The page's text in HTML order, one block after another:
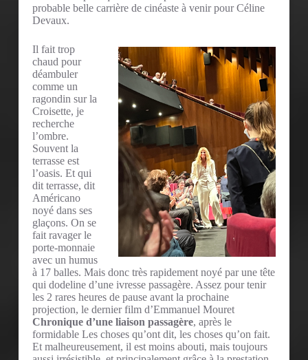
probable belle carrière de cinéaste à venir pour Céline
Devaux.
Il fait trop
chaud pour
déambuler
comme un
ragondin sur la
Croisette, je
recherche
l’ombre.
Souvent la
terrasse est
l’oasis. Et qui
dit terrasse, dit
Américano
noyé dans ses
glaçons. On se
fait ravager le
porte-monnaie
avec un humus
à 17 balles. Mais donc très rapidement noyé par une tête
qui dodeline d’une ivresse passagère. Assez pour tenir
les 2 rares heures de pause avant la prochaine
projection, le dernier film d’Emmanuel Mouret
Chronique d’une liaison passagère, après le
formidable Les choses qu’ont dit, les choses qu’on fait.
Et malheureusement, il est moins abouti, mais toujours